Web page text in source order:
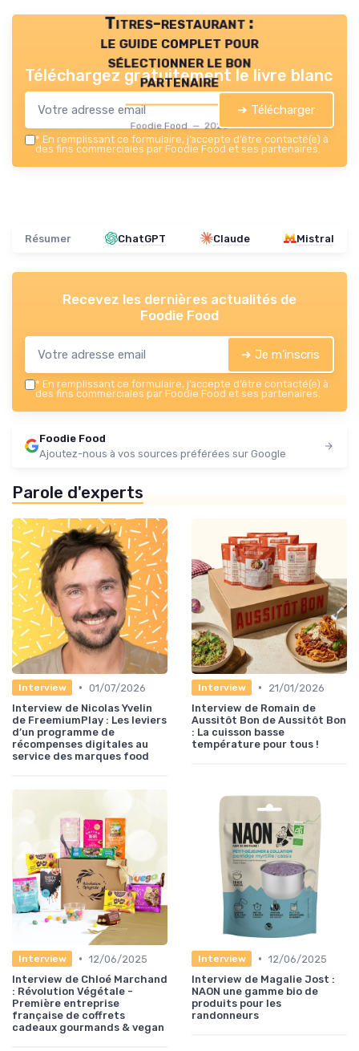
Titres-restaurant :
le guide complet pour
sélectionner le bon
partenaire
Foodie Food — 2026
Téléchargez gratuitement le livre blanc
➔ Télécharger
* En remplissant ce formulaire, j’accepte d’être contacté(e) à
des fins commerciales par Foodie Food et ses partenaires.
Résumer ChatGPT Claude Mistral
Recevez les dernières actualités de
Foodie Food
➔ Je m'inscris
* En remplissant ce formulaire, j’accepte d’être contacté(e) à
des fins commerciales par Foodie Food et ses partenaires.
Foodie Food
Ajoutez-nous à vos sources préférées sur Google
Parole d'experts
Interview • 01/07/2026
Interview de Nicolas Yvelin
de FreemiumPlay : Les leviers
d’un programme de
récompenses digitales au
service des marques food
Interview •
21/01/2026
Interview de Romain de
Aussitôt Bon de Aussitôt Bon
: La cuisson basse
température pour tous !
Interview • 12/06/2025
Interview de Chloé Marchand
: Révolution Végétale -
Première entreprise
française de coffrets
cadeaux gourmands & vegan
Interview • 12/06/2025
Interview de Magalie Jost :
NAON une gamme bio de
produits pour les
randonneurs